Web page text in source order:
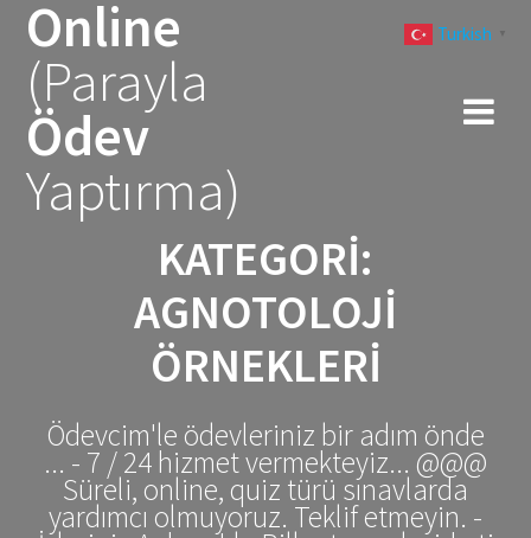
Online
(Parayla
Ödev
Yaptırma)
KATEGORI:
AGNOTOLOJI
ÖRNEKLERI
Ödevcim'le ödevleriniz bir adım önde
... - 7 / 24 hizmet vermekteyiz... @@@
Süreli, online, quiz türü sınavlarda
yardımcı olmuyoruz. Teklif etmeyin. -
Turkish ▼